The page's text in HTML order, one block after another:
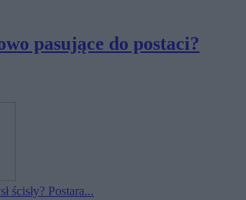
pasujące do postaci?
ścisły? Postara...